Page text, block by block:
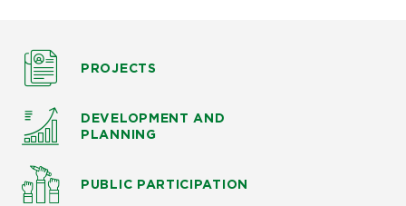
PROJECTS
DEVELOPMENT AND
PLANNING
PUBLIC PARTICIPATION